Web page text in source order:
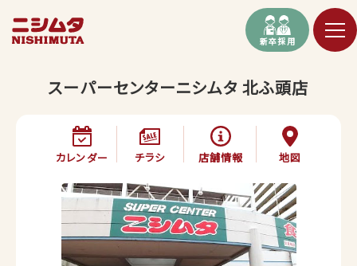
新卒採用
スーパーセンターニシムタ 北ふ頭店
カレンダー チラシ 店舗情報 地図